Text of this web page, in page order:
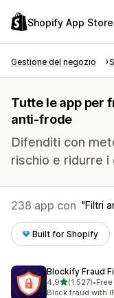
Shopify App Store
Gestione del negozio
Tutte le app per
anti-frode
Difenditi con
rischio e ridurre i
238 app con Filtri
Built for Shopify
Blockify Fraud
4,9stelle su 5
(1.527)
1527 recensioni
•
Block fraud with